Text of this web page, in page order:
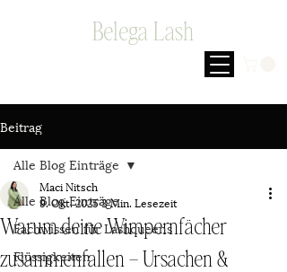
Belega Lash
Beitrag
Alle Blog Einträge
Fachwissen für Lashqueens
Flüssigkeiten
Alle Blog Einträge
Warum deine Wimpernfächer
zusammenfallen – Ursachen &
Maci Nitsch
9. Okt. 20253 Min. Lesezeit